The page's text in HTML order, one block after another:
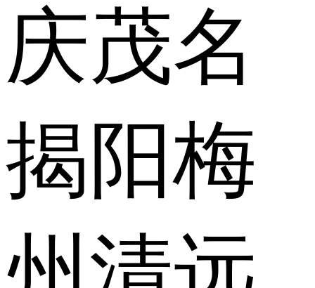
庆茂名
揭阳梅